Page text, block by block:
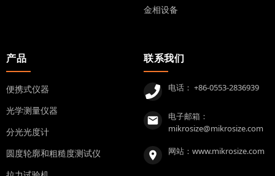
金相设备
产品
便携式仪器
光学测量仪器
分光光度计
圆度轮廓和粗糙度测试仪
联系我们
电话： +86-0553-2836939
电子邮箱：
mikrosize@mikrosize.com
网站： www.mikrosize.com